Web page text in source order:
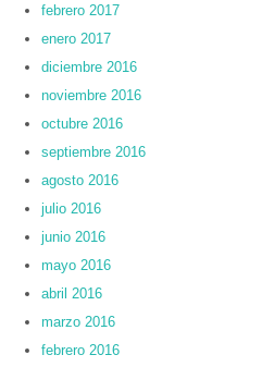
febrero 2017
enero 2017
diciembre 2016
noviembre 2016
octubre 2016
septiembre 2016
agosto 2016
julio 2016
junio 2016
mayo 2016
abril 2016
marzo 2016
febrero 2016